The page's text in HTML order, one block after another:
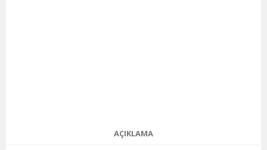
AÇIKLAMA